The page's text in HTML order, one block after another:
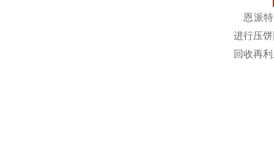
恩派特
进行压
回收再